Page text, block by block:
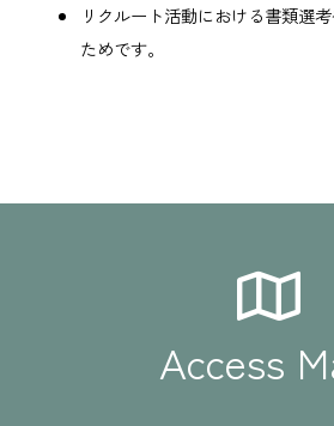
リクルート活動における書類選
ためです。
Access